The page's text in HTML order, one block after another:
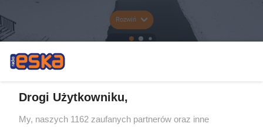
Rozwiń
Drogi Użytkowniku,
My, naszych 1162 zaufanych partnerów oraz inne